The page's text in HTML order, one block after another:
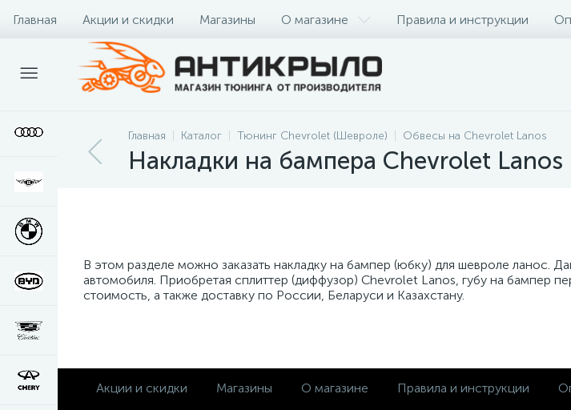
Главная Акции и скидки Магазины О магазине Правила и инструкции
Главная Каталог Тюнинг Chevrolet (Шевроле) Обвесы на Chevrolet Lanos
Накладки на бампера Chevrolet Lanos
В этом разделе можно заказать накладку на бампер (юбку) для шевроле ланос.
автомобиля. Приобретая сплиттер (диффузор) Chevrolet Lanos, губу на бампер
стоимость, а также доставку по России, Беларуси и Казахстану.
Акции и скидки Магазины О магазине Правила и инструкции